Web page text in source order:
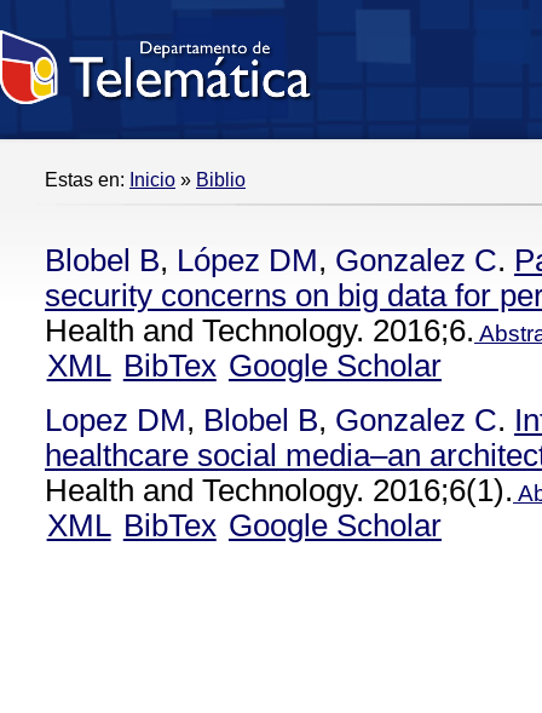
Estas en: Inicio » Biblio
Blobel B, López DM, Gonzalez C.
security concerns on big data for
Health and Technology. 2016;6.
XML BibTex Google Scholar
Lopez DM, Blobel B, Gonzalez C.
healthcare social media–an
Health and Technology. 2016;6(1).
XML BibTex Google Scholar